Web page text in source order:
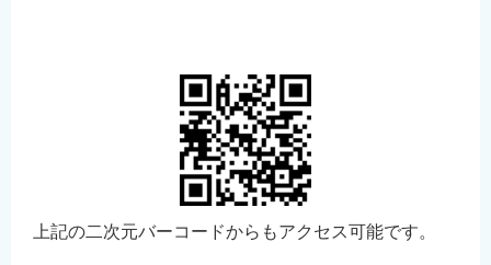
上記の二次元バーコードからもアクセス可能です。